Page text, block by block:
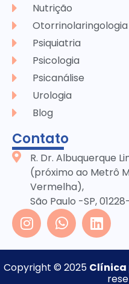
Nutrição
Otorrinolaringologia
Psiquiatria
Psicologia
Psicanálise
Urologia
Blog
Contato
R. Dr. Albuquerque
(próximo ao Metrô
Vermelha),
São Paulo -SP,
Copyright © 2025 Clínica